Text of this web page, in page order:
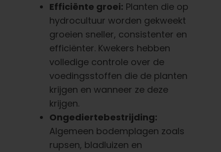
Efficiënte groei: Planten die op
hydrocultuur worden gekweekt
groeien sneller, consistenter en
efficiënter. Kwekers hebben
volledige controle over de
voedingsstoffen die de planten
krijgen en wanneer ze deze
krijgen.
Ongediertebestrijding:
Algemeen bodemplagen zoals
rupsen, bladluizen en